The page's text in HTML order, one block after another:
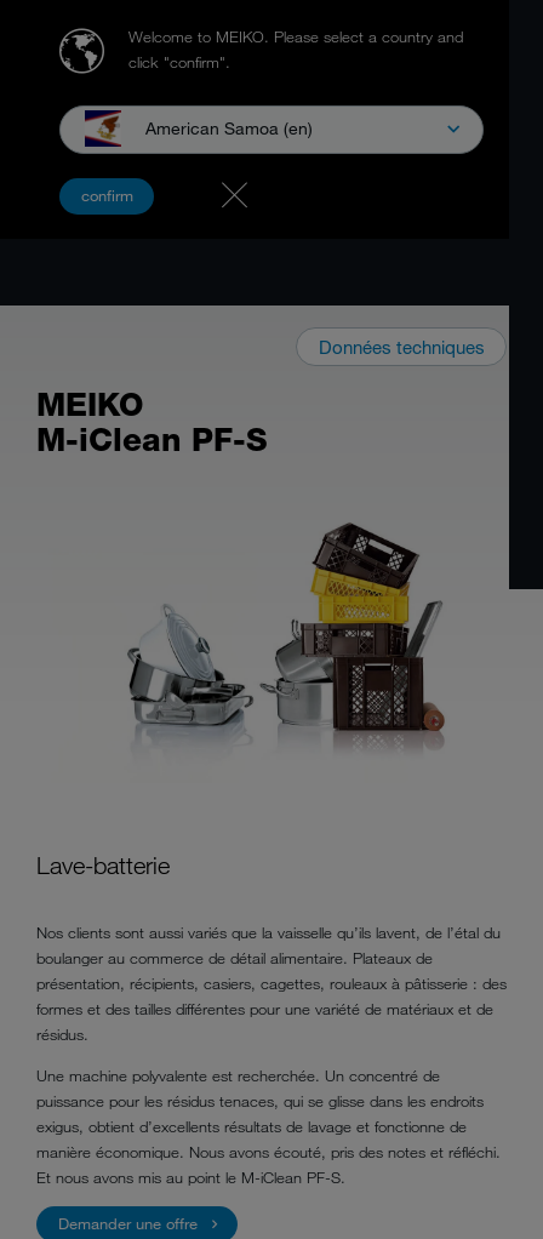
Welcome to MEIKO. Please select a country and
click "confirm".
American Samoa (en)
confirm
Données techniques
MEIKO
M-iClean PF-S
Lave-batterie
Nos clients sont aussi variés que la vaisselle qu’ils lavent, de l’étal du
boulanger au commerce de détail alimentaire. Plateaux de
présentation, récipients, casiers, cagettes, rouleaux à pâtisserie : des
formes et des tailles différentes pour une variété de matériaux et de
résidus.
Une machine polyvalente est recherchée. Un concentré de
puissance pour les résidus tenaces, qui se glisse dans les endroits
exigus, obtient d’excellents résultats de lavage et fonctionne de
manière économique. Nous avons écouté, pris des notes et réfléchi.
Et nous avons mis au point le M-iClean PF-S.
Demander une offre